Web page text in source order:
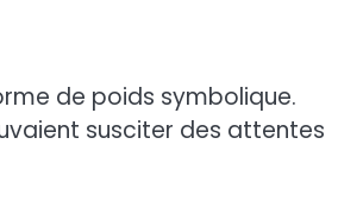
de poids symbolique.
susciter des attentes